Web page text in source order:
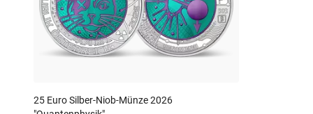
25 Euro Silber-Niob-Münze 2026